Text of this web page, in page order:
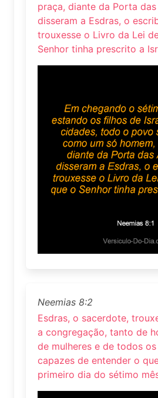
praça, diante da Porta
disseram a Esdras, o
trouxesse o Livro da Lei
Senhor tinha prescrito a
Neemias 8:2
Esdras, o sacerdote,
a congregação, tanto de
de mulheres e de todos
capazes de entender o
primeiro dia do sétimo